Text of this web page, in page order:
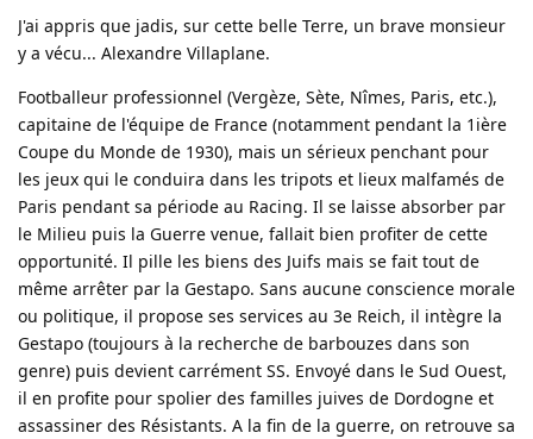
J'ai appris que jadis, sur cette belle Terre, un brave monsieur
y a vécu... Alexandre Villaplane.
Footballeur professionnel (Vergèze, Sète, Nîmes, Paris, etc.),
capitaine de l'équipe de France (notamment pendant la 1ière
Coupe du Monde de 1930), mais un sérieux penchant pour
les jeux qui le conduira dans les tripots et lieux malfamés de
Paris pendant sa période au Racing. Il se laisse absorber par
le Milieu puis la Guerre venue, fallait bien profiter de cette
opportunité. Il pille les biens des Juifs mais se fait tout de
même arrêter par la Gestapo. Sans aucune conscience morale
ou politique, il propose ses services au 3e Reich, il intègre la
Gestapo (toujours à la recherche de barbouzes dans son
genre) puis devient carrément SS. Envoyé dans le Sud Ouest,
il en profite pour spolier des familles juives de Dordogne et
assassiner des Résistants. A la fin de la guerre, on retrouve sa